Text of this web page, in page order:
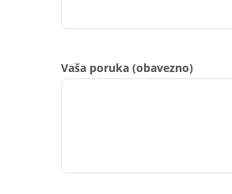
Vaša poruka (obavezno)